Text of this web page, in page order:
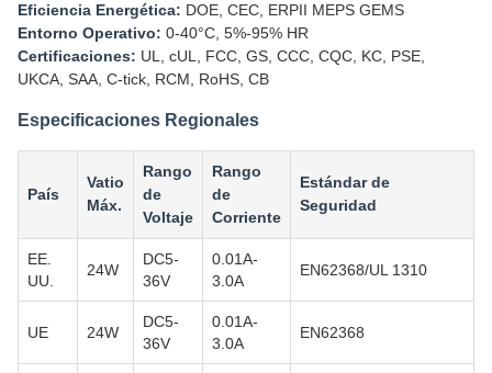
Eficiencia Energética: DOE, CEC, ERPII MEPS GEMS
Entorno Operativo: 0-40°C, 5%-95% HR
Certificaciones: UL, cUL, FCC, GS, CCC, CQC, KC, PSE,
UKCA, SAA, C-tick, RCM, RoHS, CB
Especificaciones Regionales
País
Vatio
Máx.
Rango
de
Voltaje
Rango
de
Corriente
Estándar de
Seguridad
EE.
UU.
24W
DC5-
36V
0.01A-
3.0A
EN62368/UL 1310
UE 24W
DC5-
36V
0.01A-
3.0A
EN62368